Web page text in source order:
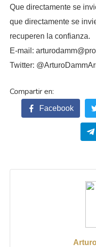
Que directamente se
que directamente se
recuperen la confianza.
E-mail:
Twitter:
Facebook